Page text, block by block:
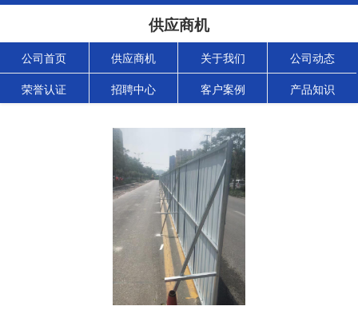
供应商机
公司首页 供应商机 关于我们 公司动态
荣誉认证 招聘中心 客户案例 产品知识